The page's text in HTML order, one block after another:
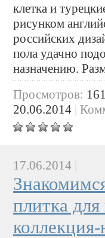
клетка и
рисунком
российских
пола удачно
назначению.
Просмотров:
20.06.2014 |
17.06.2014
плитка